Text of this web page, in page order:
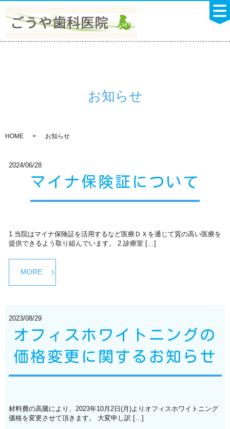
お知らせ
HOME お知らせ
2024/06/28
マイナ保険証について
1.当院はマイナ保険証を活用するなど医療ＤＸを通じて質の高い医療を
提供できるよう取り組んでいます。 2.診療室 […]
MORE
2023/08/29
オフィスホワイトニングの
価格変更に関するお知らせ
材料費の高騰により、2023年10月2日(月)よりオフィスホワイトニング
価格を変更させて頂きます。 大変申し訳 […]